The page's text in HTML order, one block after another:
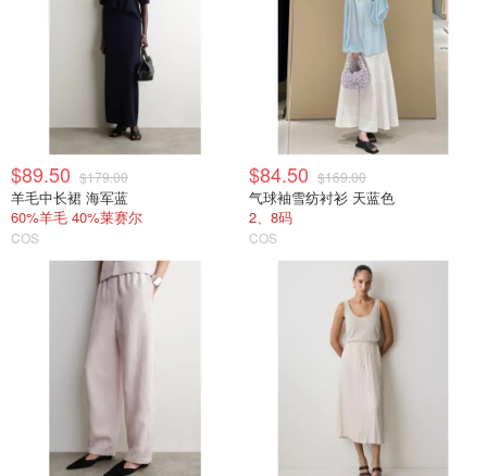
$89.50 $179.00
羊毛中长裙 海军蓝
60%羊毛 40%莱赛尔
COS
$84.50 $169.00
气球袖雪纺衬衫 天蓝色
2、8码
COS